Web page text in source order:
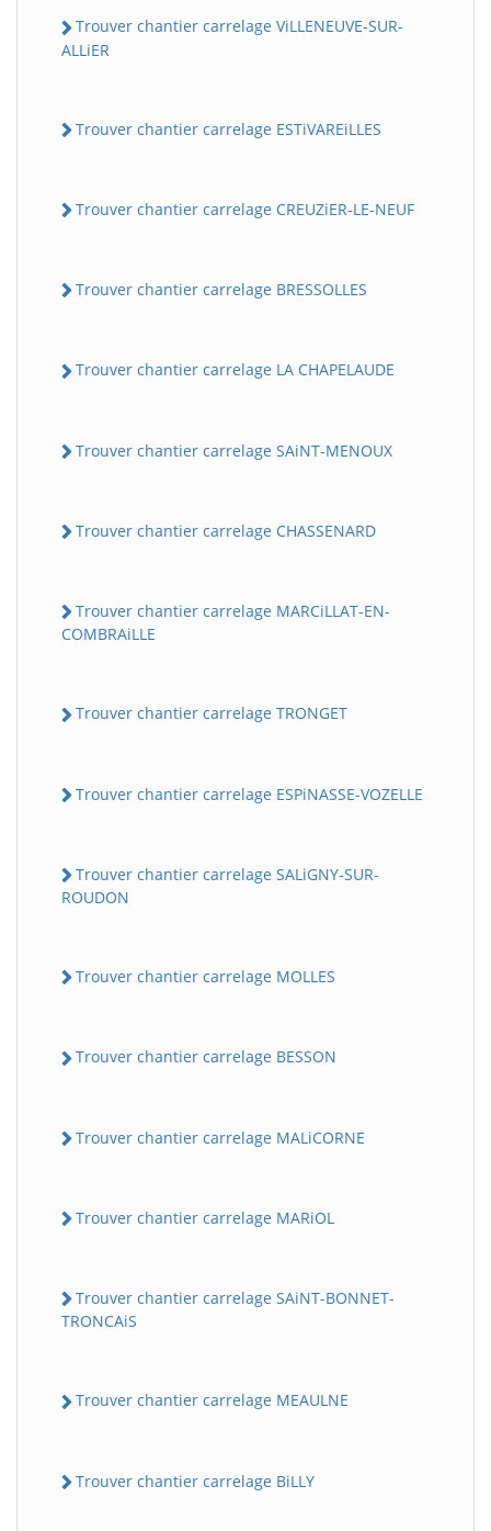
Trouver chantier carrelage ViLLENEUVE-SUR-
ALLiER
Trouver chantier carrelage ESTiVAREiLLES
Trouver chantier carrelage CREUZiER-LE-NEUF
Trouver chantier carrelage BRESSOLLES
Trouver chantier carrelage LA CHAPELAUDE
Trouver chantier carrelage SAiNT-MENOUX
Trouver chantier carrelage CHASSENARD
Trouver chantier carrelage MARCiLLAT-EN-
COMBRAiLLE
Trouver chantier carrelage TRONGET
Trouver chantier carrelage ESPiNASSE-VOZELLE
Trouver chantier carrelage SALiGNY-SUR-
ROUDON
Trouver chantier carrelage MOLLES
Trouver chantier carrelage BESSON
Trouver chantier carrelage MALiCORNE
Trouver chantier carrelage MARiOL
Trouver chantier carrelage SAiNT-BONNET-
TRONCAiS
Trouver chantier carrelage MEAULNE
Trouver chantier carrelage BiLLY